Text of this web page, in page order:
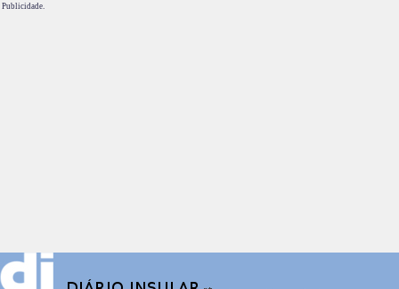
Publicidade.